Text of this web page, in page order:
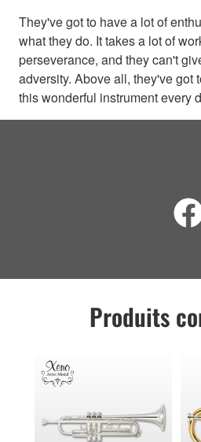
They've got to have a lot of
what they do. It takes a lot of
perseverance, and they can't
adversity. Above all, they've got
this wonderful instrument every
Produits